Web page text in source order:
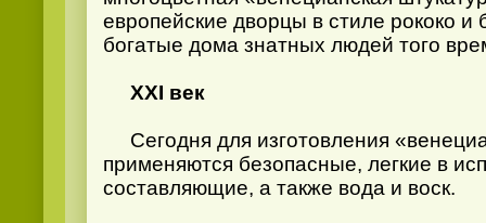
европейские дворцы в стиле рококо и
богатые дома знатных людей того
XXI век
Сегодня для изготовления
применяются безопасные, легкие в
составляющие, а также вода и воск.